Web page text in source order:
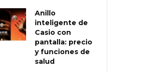
Anillo
inteligente de
Casio con
pantalla: precio
y funciones de
salud